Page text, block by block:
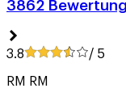
3862
3.8 / 5
RM RM